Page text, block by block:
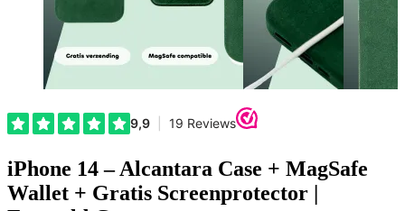
iPhone 14 – Alcantara Case + MagSafe
Wallet + Gratis Screenprotector |